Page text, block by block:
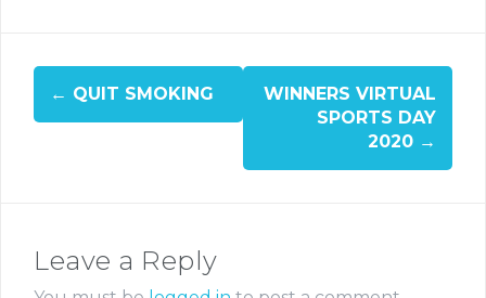
← QUIT SMOKING
WINNERS VIRTUAL
SPORTS DAY
2020 →
Leave a Reply